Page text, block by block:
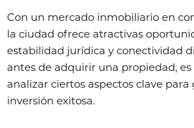
Con un mercado inmobiliario en
la ciudad ofrece atractivas
estabilidad jurídica y conectividad
antes de adquirir una propiedad,
analizar ciertos aspectos clave
inversión exitosa.